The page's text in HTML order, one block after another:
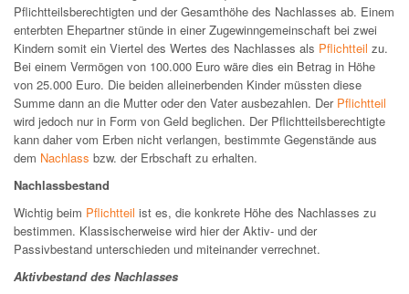
Pflichtteilsberechtigten und der Gesamthöhe des Nachlasses ab. Einem
enterbten Ehepartner stünde in einer Zugewinngemeinschaft bei zwei
Kindern somit ein Viertel des Wertes des Nachlasses als Pflichtteil zu.
Bei einem Vermögen von 100.000 Euro wäre dies ein Betrag in Höhe
von 25.000 Euro. Die beiden alleinerbenden Kinder müssten diese
Summe dann an die Mutter oder den Vater ausbezahlen. Der Pflichtteil
wird jedoch nur in Form von Geld beglichen. Der Pflichtteilsberechtigte
kann daher vom Erben nicht verlangen, bestimmte Gegenstände aus
dem Nachlass bzw. der Erbschaft zu erhalten.
Nachlassbestand
Wichtig beim Pflichtteil ist es, die konkrete Höhe des Nachlasses zu
bestimmen. Klassischerweise wird hier der Aktiv- und der
Passivbestand unterschieden und miteinander verrechnet.
Aktivbestand des Nachlasses